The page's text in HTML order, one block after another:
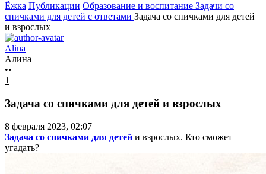
Ёжка Публикации Образование и воспитание Задачи со
спичками для детей с ответами Задача со спичками для детей
и взрослых
Alina
Алина
••
1
Задача со спичками для детей и взрослых
8 февраля 2023, 02:07
Задача со спичками для детей и взрослых. Кто сможет
угадать?